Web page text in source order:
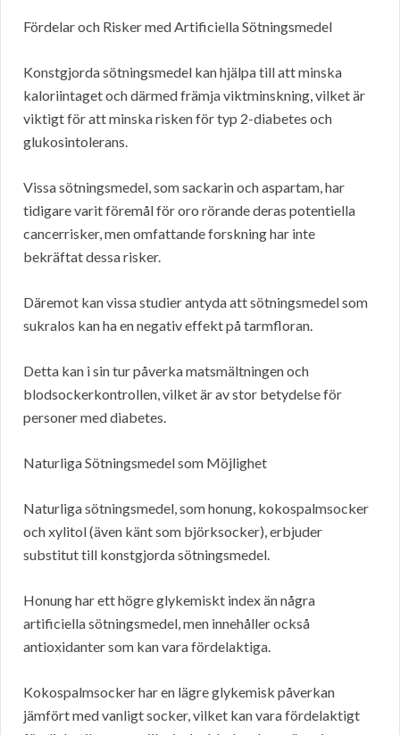
Fördelar och Risker med Artificiella Sötningsmedel
Konstgjorda sötningsmedel kan hjälpa till att minska
kaloriintaget och därmed främja viktminskning, vilket är
viktigt för att minska risken för typ 2-diabetes och
glukosintolerans.
Vissa sötningsmedel, som sackarin och aspartam, har
tidigare varit föremål för oro rörande deras potentiella
cancerrisker, men omfattande forskning har inte
bekräftat dessa risker.
Däremot kan vissa studier antyda att sötningsmedel som
sukralos kan ha en negativ effekt på tarmfloran.
Detta kan i sin tur påverka matsmältningen och
blodsockerkontrollen, vilket är av stor betydelse för
personer med diabetes.
Naturliga Sötningsmedel som Möjlighet
Naturliga sötningsmedel, som honung, kokospalmsocker
och xylitol (även känt som björksocker), erbjuder
substitut till konstgjorda sötningsmedel.
Honung har ett högre glykemiskt index än några
artificiella sötningsmedel, men innehåller också
antioxidanter som kan vara fördelaktiga.
Kokospalmsocker har en lägre glykemisk påverkan
jämfört med vanligt socker, vilket kan vara fördelaktigt